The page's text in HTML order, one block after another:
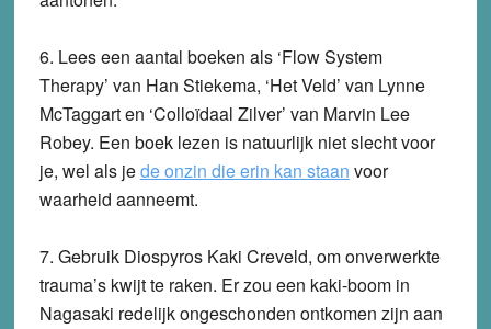
6. Lees een aantal boeken als ‘Flow System
Therapy’ van Han Stiekema, ‘Het Veld’ van Lynne
McTaggart en ‘Colloïdaal Zilver’ van Marvin Lee
Robey. Een boek lezen is natuurlijk niet slecht voor
je, wel als jede onzin die erin kan staan voor
waarheid aanneemt.
7. Gebruik Diospyros Kaki Creveld, om onverwerkte
trauma’s kwijt te raken. Er zou een kaki-boom in
Nagasaki redelijk ongeschonden ontkomen zijn aan